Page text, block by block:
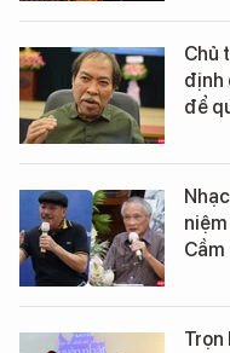
Chủ
định
để
Cầm
Trọn